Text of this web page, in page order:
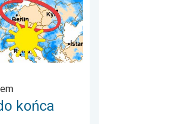
końca